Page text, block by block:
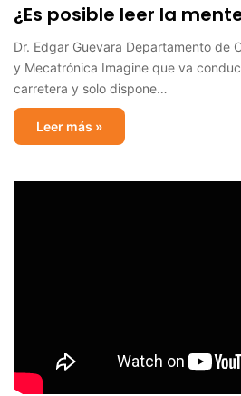
¿Es posible leer la
Dr. Edgar Guevara Departamento de
y Mecatrónica Imagine que va
carretera y solo dispone…
Leer más »